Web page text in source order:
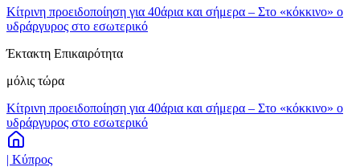
Κίτρινη προειδοποίηση για 40άρια και σήμερα – Στο «κόκκινο» ο
υδράργυρος στο εσωτερικό
Έκτακτη Επικαιρότητα
μόλις τώρα
Κίτρινη προειδοποίηση για 40άρια και σήμερα – Στο «κόκκινο» ο
υδράργυρος στο εσωτερικό
| Κύπρος